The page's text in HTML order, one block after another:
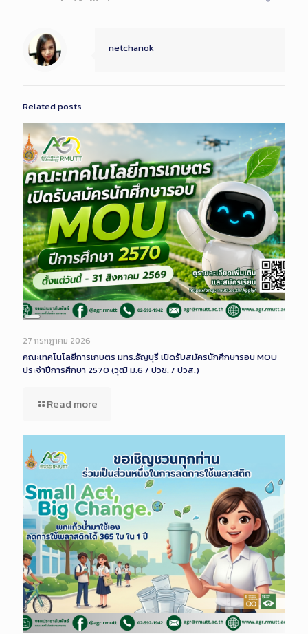
netchanok
Related posts
Long
Description
27 กรกฎาคม 2026
คณะเทคโนโลยีการเกษตร มทร.ธัญบุรี เปิดรับสมัครนักศึกษารอบ MOU
ประจำปีการศึกษา 2570 (วุฒิ ม.6 / ปวช. / ปวส.)
Read more